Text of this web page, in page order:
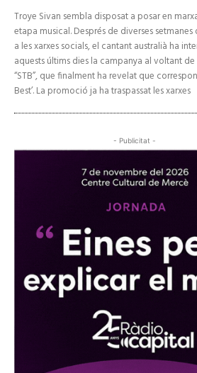
Troye Sivan sembla disposat a posar en
etapa musical. Després de diverses
a les xarxes socials, el cantant australià ha
aquests últims dies la campanya al voltant de
“STB”, que finalment ha revelat que
Best’. La promoció ja ha traspassat les xarxes
- Publicitat -